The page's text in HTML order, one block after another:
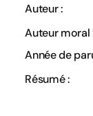
Auteur :
Auteur moral
Année de
Résumé :